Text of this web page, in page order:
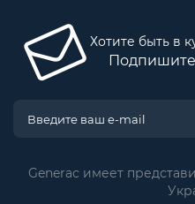
Хотите быть в
Generac имеет